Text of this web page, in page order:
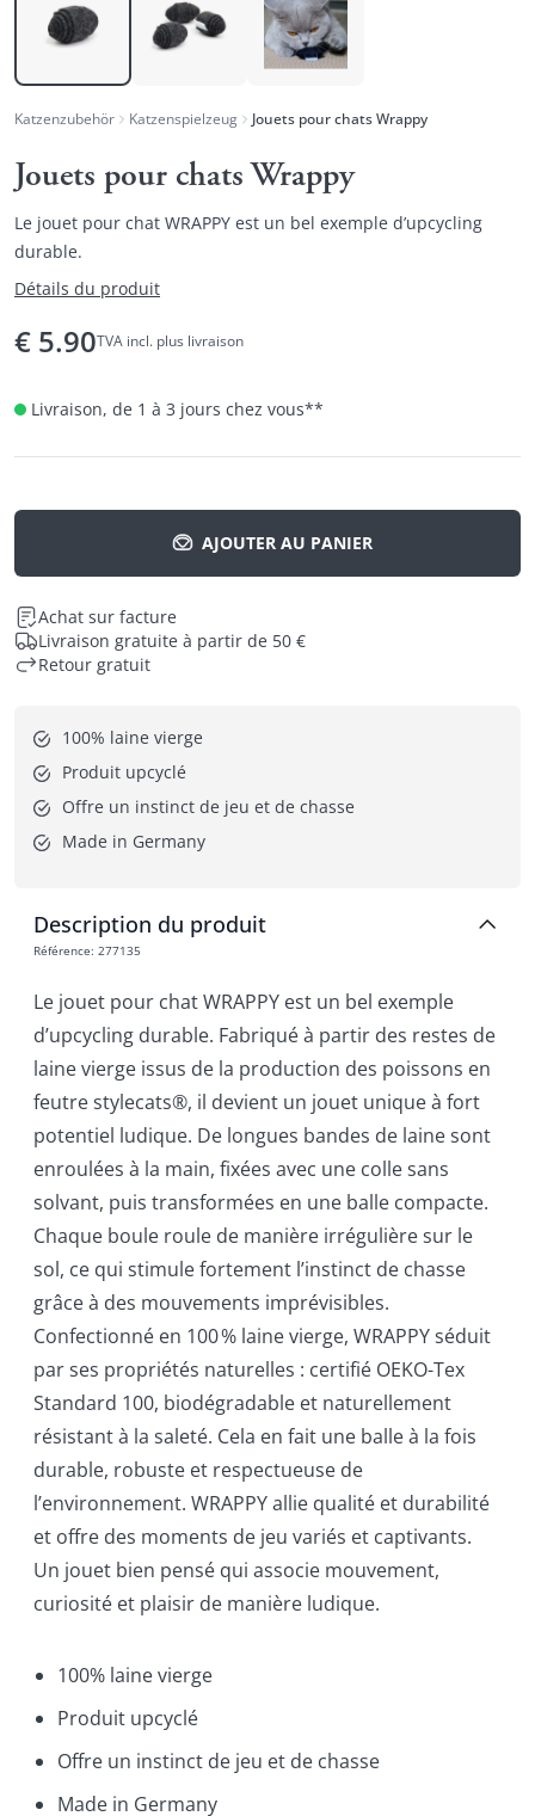
Katzenzubehör Katzenspielzeug Jouets pour chats Wrappy
Jouets pour chats Wrappy
Le jouet pour chat WRAPPY est un bel exemple d’upcycling
durable.
Détails du produit
€ 5.90TVA incl. plus livraison
Livraison, de 1 à 3 jours chez vous**
AJOUTER AU PANIER
Achat sur facture
Livraison gratuite à partir de 50 €
Retour gratuit
100% laine vierge
Produit upcyclé
Offre un instinct de jeu et de chasse
Made in Germany
Description du produit
Référence: 277135
Le jouet pour chat WRAPPY est un bel exemple
d’upcycling durable. Fabriqué à partir des restes de
laine vierge issus de la production des poissons en
feutre stylecats®, il devient un jouet unique à fort
potentiel ludique. De longues bandes de laine sont
enroulées à la main, fixées avec une colle sans
solvant, puis transformées en une balle compacte.
Chaque boule roule de manière irrégulière sur le
sol, ce qui stimule fortement l’instinct de chasse
grâce à des mouvements imprévisibles.
Confectionné en 100 % laine vierge, WRAPPY séduit
par ses propriétés naturelles : certifié OEKO-Tex
Standard 100, biodégradable et naturellement
résistant à la saleté. Cela en fait une balle à la fois
durable, robuste et respectueuse de
l’environnement. WRAPPY allie qualité et durabilité
et offre des moments de jeu variés et captivants.
Un jouet bien pensé qui associe mouvement,
curiosité et plaisir de manière ludique.
100% laine vierge
Produit upcyclé
Offre un instinct de jeu et de chasse
Made in Germany